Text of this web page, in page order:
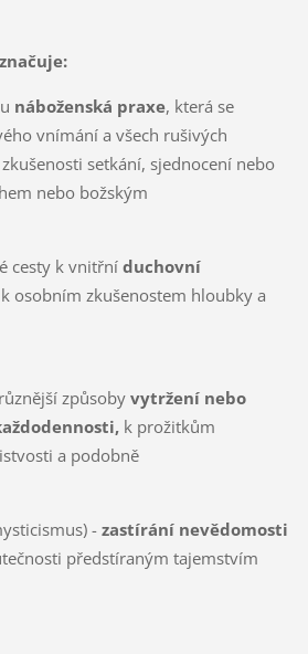
náboženská praxe, která se
vnímání a všech rušivých
setkání, sjednocení nebo
nebo božským
cesty k vnitřní duchovní
osobním zkušenostem hloubky a
způsoby vytržení nebo
k prožitkům
a podobně
- zastírání nevědomosti
předstíraným tajemstvím